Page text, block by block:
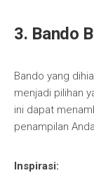
3. Bando
Bando yang
menjadi pilihan
ini dapat
penampilan
Inspirasi: